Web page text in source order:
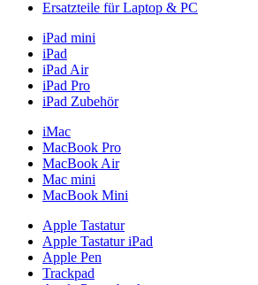
Ersatzteile für Laptop & PC
iPad mini
iPad
iPad Air
iPad Pro
iPad Zubehör
iMac
MacBook Pro
MacBook Air
Mac mini
MacBook Mini
Apple Tastatur
Apple Tastatur iPad
Apple Pen
Trackpad